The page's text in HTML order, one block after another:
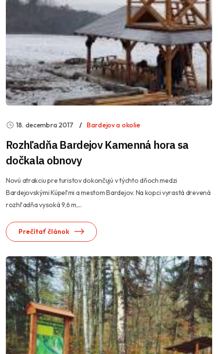
18. decembra 2017 Bardejov a okolie
Rozhľadňa Bardejov Kamenná hora sa
dočkala obnovy
Novú atrakciu pre turistov dokončujú v týchto dňoch medzi
Bardejovskými Kúpeľmi a mestom Bardejov. Na kopci vyrastá drevená
rozhľadňa vysoká 9,6 m,...
Prečítať článok